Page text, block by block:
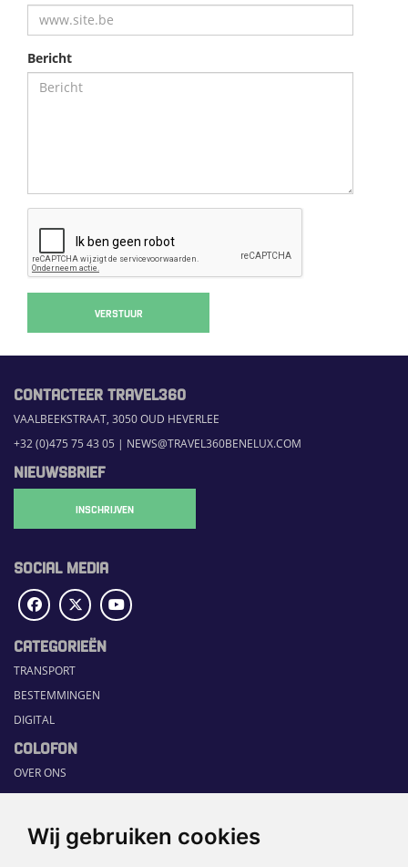
Wij gebruiken cookies
Bericht
VERSTUUR
CONTACTEER TRAVEL360
VAALBEEKSTRAAT, 3050 OUD HEVERLEE
+32 (0)475 75 43 05 | NEWS@TRAVEL360BENELUX.COM
NIEUWSBRIEF
INSCHRIJVEN
SOCIAL MEDIA
CATEGORIEËN
TRANSPORT
BESTEMMINGEN
DIGITAL
COLOFON
OVER ONS
COMMUNICATION PLATFORM
RUBRIEKEN